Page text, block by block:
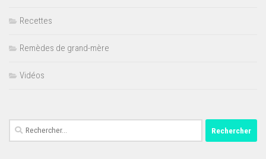
Recettes
Remèdes de grand-mère
Vidéos
Rechercher :